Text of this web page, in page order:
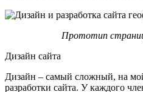
Прототип
Дизайн сайта
Дизайн – самый сложный, на
разработки сайта. У каждого